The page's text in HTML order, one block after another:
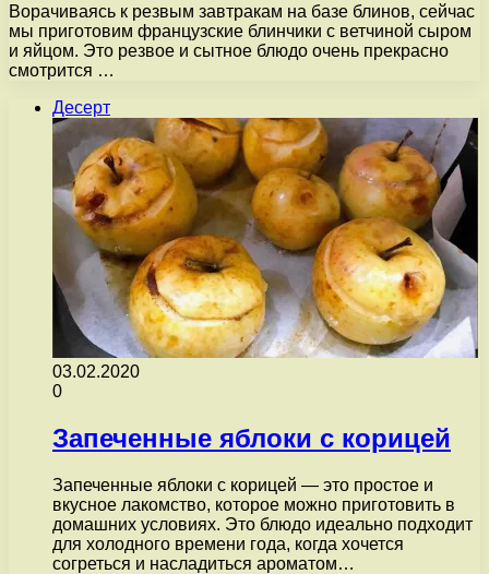
Ворачиваясь к резвым завтракам на базе блинов, сейчас
мы приготовим французские блинчики с ветчиной сыром
и яйцом. Это резвое и сытное блюдо очень прекрасно
смотрится …
Десерт
03.02.2020
0
Запеченные яблоки с корицей
Запеченные яблоки с корицей — это простое и
вкусное лакомство, которое можно приготовить в
домашних условиях. Это блюдо идеально подходит
для холодного времени года, когда хочется
согреться и насладиться ароматом…